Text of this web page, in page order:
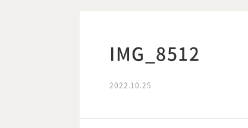
IMG_8512
2022.10.25